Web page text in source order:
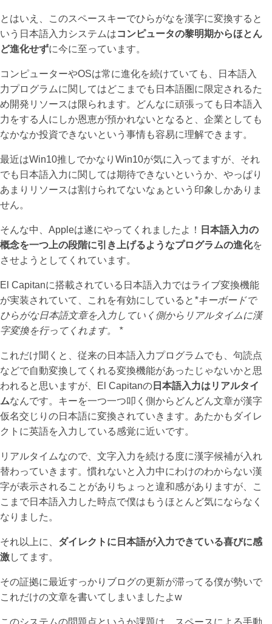
とはいえ、このスペースキーでひらがなを漢字に変換すると
いう日本語入力システムはコンピュータの黎明期からほとん
ど進化せずに今に至っています。
コンピューターやOSは常に進化を続けていても、日本語入
力プログラムに関してはどこまでも日本語圏に限定されるた
め開発リソースは限られます。どんなに頑張っても日本語入
力をする人にしか恩恵が預かれないとなると、企業としても
なかなか投資できないという事情も容易に理解できます。
最近はWin10推しでかなりWin10が気に入ってますが、それ
でも日本語入力に関しては期待できないというか、やっぱり
あまりリソースは割けられてないなぁという印象しかありま
せん。
そんな中、Appleは遂にやってくれましたよ！
日本語入力の
概念を一つ上の段階に引き上げるようなプログラムの進化を
させようとしてくれています。
El Capitanに搭載されている日本語入力ではライブ変換機能
が実装されていて、これを有効にしていると *キーボードで
ひらがな日本語文章を入力していく側からリアルタイムに漢
字変換を行ってくれます。 *
これだけ聞くと、従来の日本語入力プログラムでも、句読点
などで自動変換してくれる変換機能があったじゃないかと思
われると思いますが、El Capitanの 日本語入力はリアルタイ
ムなんです。キーを一つ一つ叩く側からどんどん文章が漢字
仮名交じりの日本語に変換されていきます。あたかもダイレ
クトに英語を入力している感覚に近いです。
リアルタイムなので、文字入力を続ける度に漢字候補が入れ
替わっていきます。慣れないと入力中にわけのわからない漢
字が表示されることがありちょっと違和感がありますが、こ
こまで日本語入力した時点で僕はもうほとんど気にならなく
なりました。
それ以上に、 ダイレクトに日本語が入力できている喜びに感
激してます。
その証拠に最近すっかりブログの更新が滞ってる僕が勢いで
これだけの文章を書いてしまいましたよw